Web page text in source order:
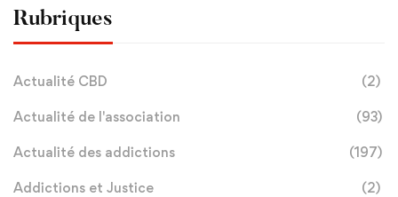
Rubriques
Actualité CBD (2)
Actualité de l'association (93)
Actualité des addictions (197)
Addictions et Justice (2)